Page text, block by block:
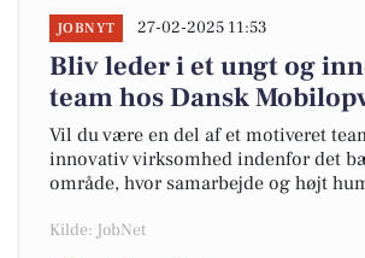
JOBNYT 27-02-2025 11:53
Bliv leder i et ungt og
team hos Dansk
Vil du være en del af et motiveret
innovativ virksomhed indenfor det
område, hvor samarbejde og højt
Kilde: JobNet